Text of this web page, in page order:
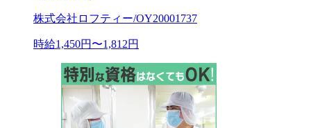
株式会社ロフティー/OY20001737
時給1,450円〜1,812円